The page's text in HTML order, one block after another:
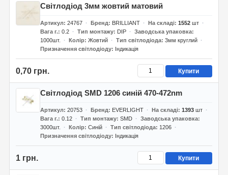
Світлодіод 3мм жовтий матовий
Артикул 24767 Бренд BRILLIANT На складі 1552шт
Вага г. 0.2 Тип монтажу DIP
Заводська упаковка
1000шт.
Колір Жовтий Тип світлодіода 3мм круглий
Призначення світлодіоду
Індикація
0,70 грн. Купити
Світлодіод SMD 1206 синій 470-472nm
Артикул 20753 Бренд EVERLIGHT На складі 1393шт
Вага г. 0.12 Тип монтажу SMD
Заводська упаковка
3000шт.
Колір Синій Тип світлодіода
1206
Призначення світлодіоду
Індикація
1 грн. Купити